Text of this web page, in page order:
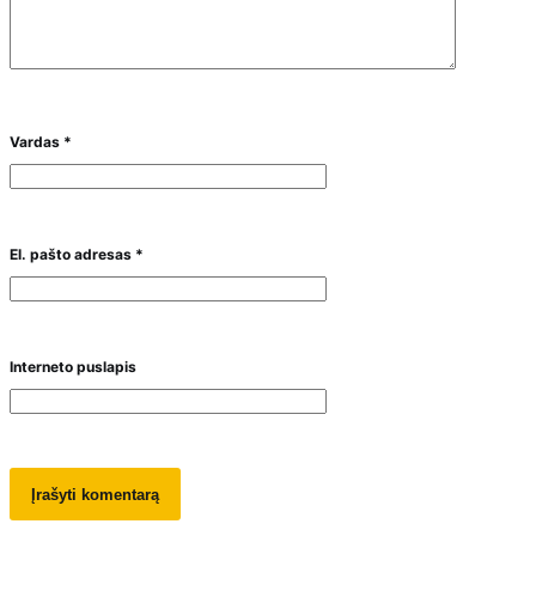
Vardas *
El. pašto adresas *
Interneto puslapis